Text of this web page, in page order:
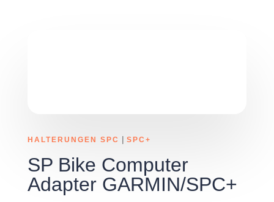
HALTERUNGEN SPC | SPC+
SP Bike Computer
Adapter GARMIN/SPC+